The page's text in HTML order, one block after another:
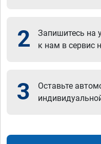
2
Запишитесь на
к нам в сервис
3
Оставьте